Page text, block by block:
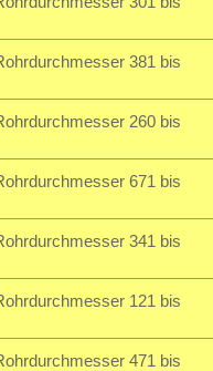
381 bis
260 bis
671 bis
341 bis
121 bis
471 bis